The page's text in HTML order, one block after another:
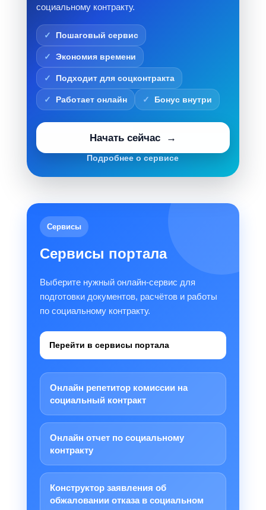
социальному контракту.
Пошаговый сервис
Экономия времени
Подходит для соцконтракта
Работает онлайн Бонус внутри
Начать сейчас
Подробнее о сервисе
Сервисы
Сервисы портала
Выберите нужный онлайн-сервис для
подготовки документов, расчётов и работы
по социальному контракту.
Перейти в сервисы портала
Онлайн репетитор комиссии на
социальный контракт
Онлайн отчет по социальному
контракту
Конструктор заявления об
обжаловании отказа в социальном